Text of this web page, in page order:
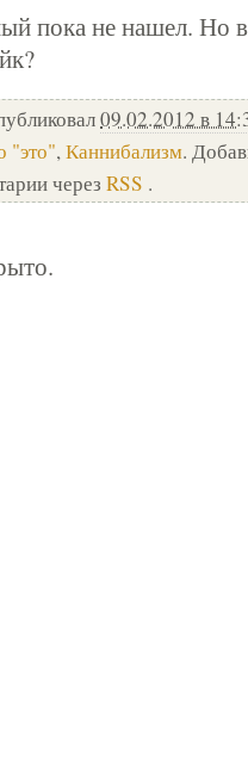
пока не нашел. Но
09.02.2012 в
"это",Каннибализм.
через RSS .